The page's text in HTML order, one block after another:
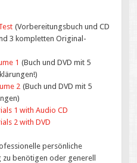
(Vorbereitungsbuch und CD
3 kompletten Original-
1 (Buch und DVD mit 5
2 (Buch und DVD mit 5
1 with Audio CD
2 with DVD
persönliche
benötigen oder generell